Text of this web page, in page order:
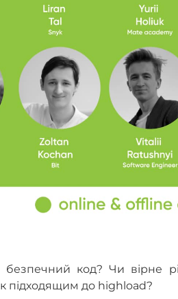
код? Чи вірне
підходящим до highload?